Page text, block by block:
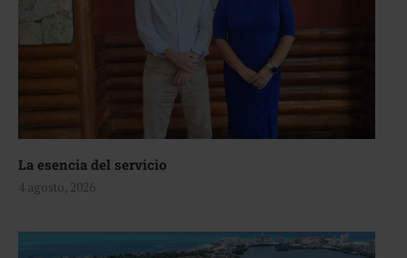
La esencia del servicio
4 agosto, 2026